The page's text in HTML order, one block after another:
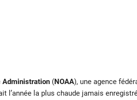
Administration(NOAA), une agence
l’année la plus chaude jamais